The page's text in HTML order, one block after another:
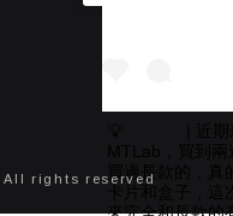
買過長款的，真
All rights reserved